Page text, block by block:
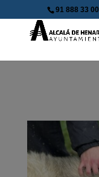
91 888 33 00